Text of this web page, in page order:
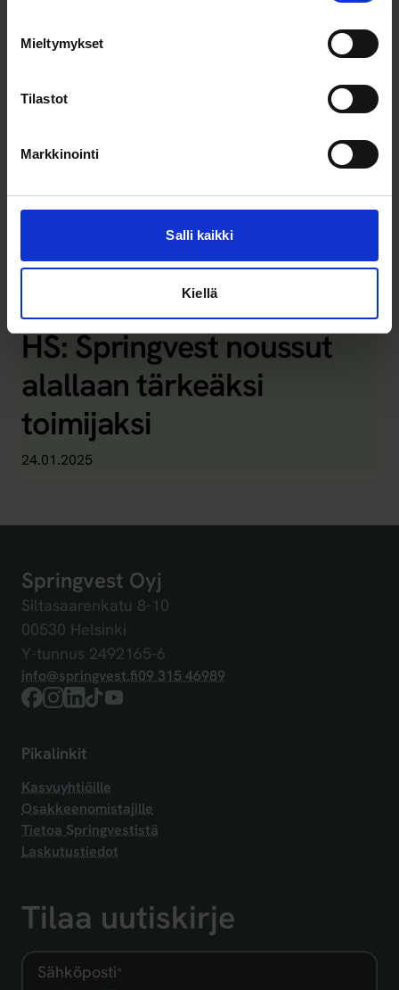
Mieltymykset
Tilastot
Markkinointi
Salli kaikki
Kiellä
08.05.2026
Merkittäviä sopimuksia ja
kilpailumenestystä –
kevään 2026 onnistumisia
suomalaisilta
kasvuyhtiöiltä
HS: Springvest noussut
alallaan tärkeäksi
toimijaksi
24.01.2025
Springvest Oyj
Siltasaarenkatu 8-10
00530 Helsinki
Y-tunnus 2492165-6
info@springvest.fi09 315 46989
Facebook
Instagram
LinkedIn
TikTokYouTube
Pikalinkit
Kasvuyhtiöille
Osakkeenomistajille
Tietoa Springvestistä
Laskutustiedot
Tilaa uutiskirje
Sähköposti*